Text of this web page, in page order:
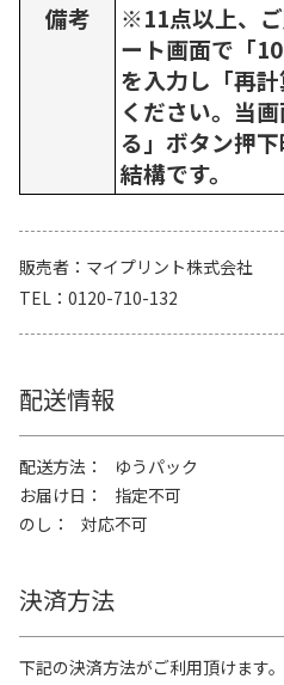
備考
※11点以上、
ート画面で「
を入力し「再
ください。当
る」ボタン押
結構です。
販売者
マイプリント株式会社
TEL
0120-710-132
配送情報
配送方法
ゆうパック
お届け日
指定不可
のし
対応不可
決済方法
下記の決済方法がご利用頂けます。